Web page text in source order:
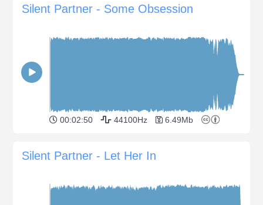
Silent Partner - Some Obsession
00:02:50 44100Hz 6.49Mb
Silent Partner - Let Her In